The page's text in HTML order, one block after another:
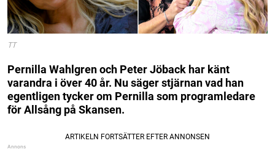
TT
Pernilla Wahlgren och Peter Jöback har känt
varandra i över 40 år. Nu säger stjärnan vad han
egentligen tycker om Pernilla som programledare
för Allsång på Skansen.